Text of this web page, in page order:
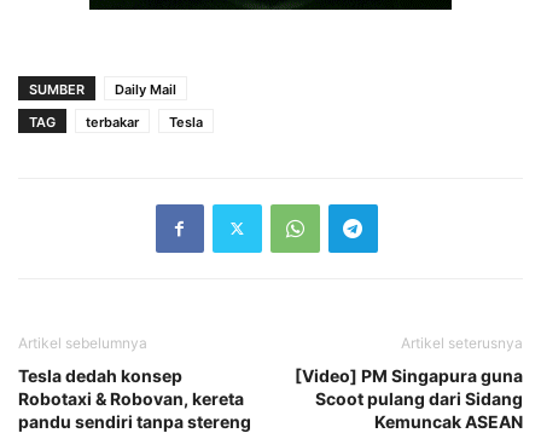
SUMBER
Daily Mail
TAG
terbakar Tesla
Artikel sebelumnya
Tesla dedah konsep
Robotaxi & Robovan, kereta
pandu sendiri tanpa stereng
Artikel seterusnya
[Video] PM Singapura guna
Scoot pulang dari Sidang
Kemuncak ASEAN